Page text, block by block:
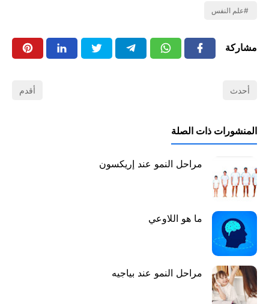
علم النفس
مشاركة
أحدث أقدم
المنشورات ذات الصلة
مراحل النمو عند إريكسون
ما هو اللاوعي
مراحل النمو عند بياجيه